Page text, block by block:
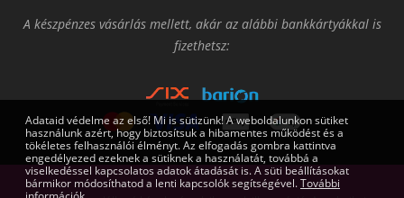
A készpénzes vásárlás mellett, akár az alábbi bankkártyákkal is
fizethetsz:
Adataid védelme az első! Mi is sütizünk! A weboldalunkon sütiket
használunk azért, hogy biztosítsuk a hibamentes működést és a
tökéletes felhasználói élményt. Az elfogadás gombra kattintva
engedélyezed ezeknek a sütiknek a használatát, továbbá a
viselkedéssel kapcsolatos adatok átadását is. A süti beállításokat
bármikor módosíthatod a lenti kapcsolók segítségével.További